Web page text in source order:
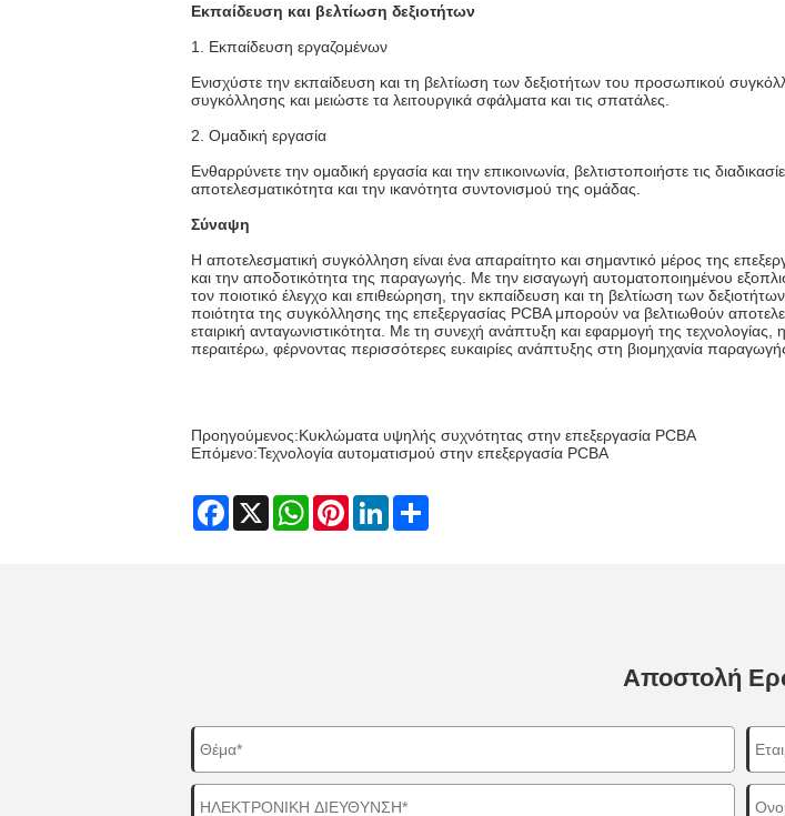
Εκπαίδευση και βελτίωση δεξιοτήτων
1. Εκπαίδευση εργαζομένων
Ενισχύστε την εκπαίδευση και τη βελτίωση των δεξιοτήτων του προσωπικού
συγκόλλησης και μειώστε τα λειτουργικά σφάλματα και τις σπατάλες.
2. Ομαδική εργασία
Ενθαρρύνετε την ομαδική εργασία και την επικοινωνία, βελτιστοποιήστε τις
αποτελεσματικότητα και την ικανότητα συντονισμού της ομάδας.
Σύναψη
Η αποτελεσματική συγκόλληση είναι ένα απαραίτητο και σημαντικό μέρος της
και την αποδοτικότητα της παραγωγής. Με την εισαγωγή αυτοματοποιημένου
τον ποιοτικό έλεγχο και επιθεώρηση, την εκπαίδευση και τη βελτίωση των
ποιότητα της συγκόλλησης της επεξεργασίας PCBA μπορούν να βελτιωθούν
εταιρική ανταγωνιστικότητα. Με τη συνεχή ανάπτυξη και εφαρμογή της
περαιτέρω, φέρνοντας περισσότερες ευκαιρίες ανάπτυξης στη βιομηχανία
Προηγούμενος:Κυκλώματα υψηλής συχνότητας στην επεξεργασία PCBA
Επόμενο:Τεχνολογία αυτοματισμού στην επεξεργασία PCBA
Facebook
X WhatsAppPinterestLinkedIn
Αποστολή